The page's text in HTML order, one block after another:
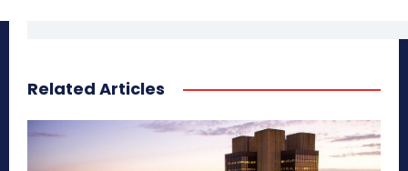
Related Articles